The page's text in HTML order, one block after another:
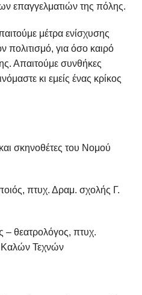
επαγγελματιών της πόλης.
μέτρα ενίσχυσης
για όσο καιρό
Απαιτούμε συνθήκες
κι εμείς ένας κρίκος
σκηνοθέτες του Νομού
πτυχ. Δραμ. σχολής Γ.
– θεατρολόγος, πτυχ.
Καλών Τεχνών